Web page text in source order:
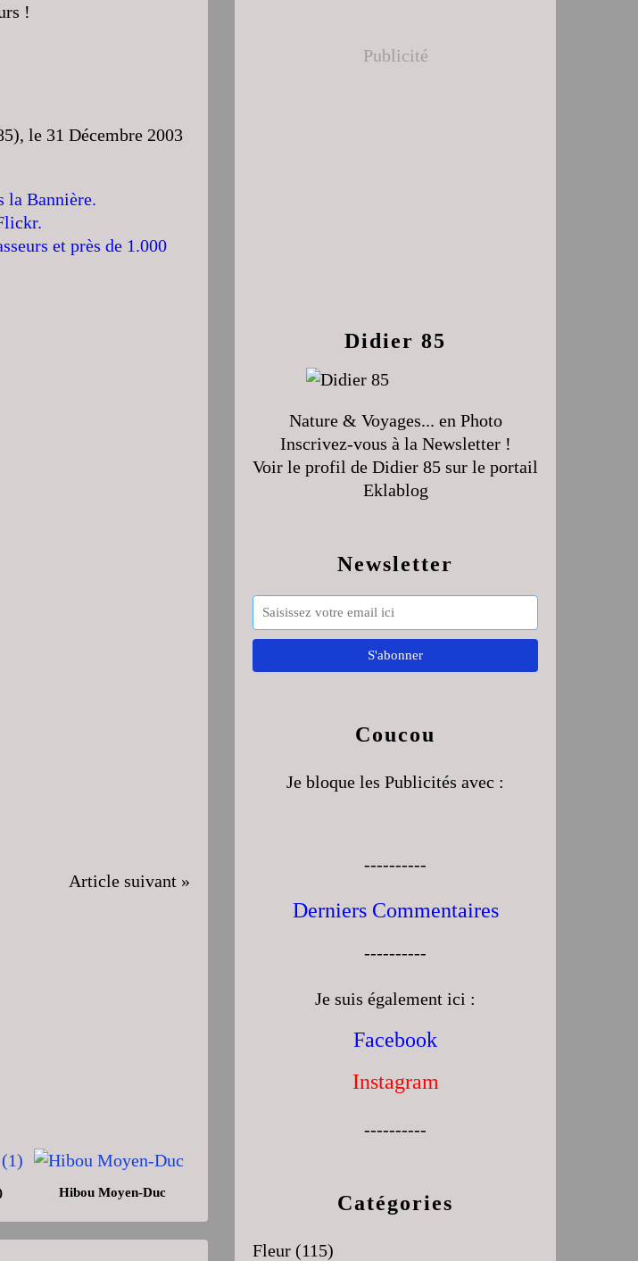
!
le 31 Décembre 2003
la Bannière.
et près de 1.000
Article suivant »
Hibou Moyen-Duc
Newsletter
Publicité
Catégories
Fleur (115)
Didier 85
Nature & Voyages... en Photo
Inscrivez-vous à la Newsletter !
Voir le profil de Didier 85 sur le portail
Eklablog
Coucou
Je bloque les Publicités avec :
----------
Derniers Commentaires
----------
Je suis également ici :
Facebook
Instagram
----------